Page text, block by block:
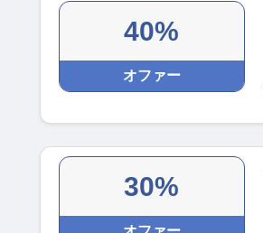
40%
オファー
30%